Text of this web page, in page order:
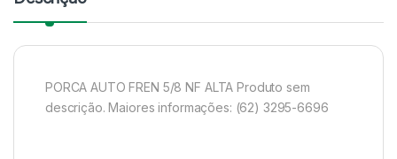
PORCA AUTO FREN 5/8 NF ALTA Produto sem
descrição. Maiores informações: (62) 3295-6696